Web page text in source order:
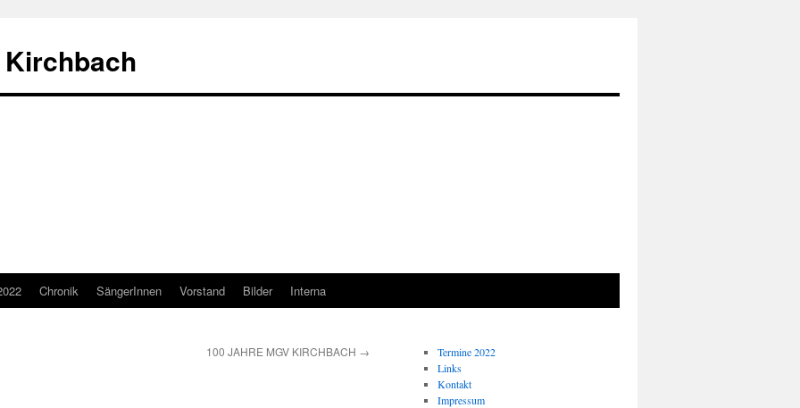
Chronik SängerInnen Vorstand Bilder Interna
100 JAHRE MGV KIRCHBACH →
Termine 2022
Links
Kontakt
Impressum